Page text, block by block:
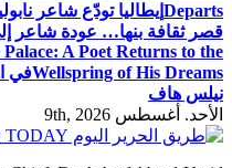
Departs إيطاليا تودّع شاعر
قصر ثقافة بنها… عودة شاعر
A Poet Returns to the
Wellspring of His Dreamsفي
نيلس هاف
الأحد. أغسطس 9th, 2026